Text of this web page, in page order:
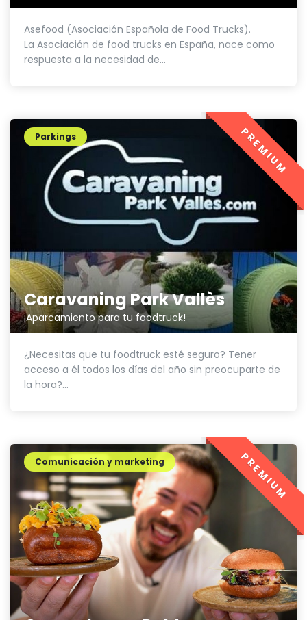
Asefood (Asociación Española de Food Trucks).
La Asociación de food trucks en España, nace como
respuesta a la necesidad de...
Caravaning Park Vallès
¡Aparcamiento para tu foodtruck!
Parkings
¿Necesitas que tu foodtruck esté seguro? Tener
acceso a él todos los días del año sin preocuparte de
la hora?...
PREMIUM
Comunicación y marketing PREMIUM